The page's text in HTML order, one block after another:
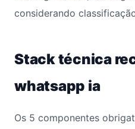
considerando
Stack técnica
whatsapp ia
Os 5 componentes